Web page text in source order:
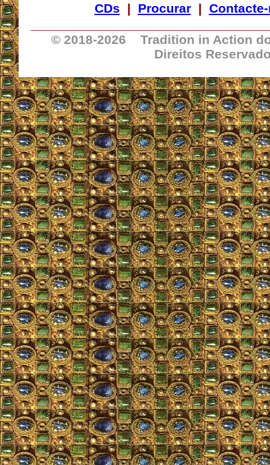
CDs | Procurar|
© 2018-2026 Tradition in Action
Direitos